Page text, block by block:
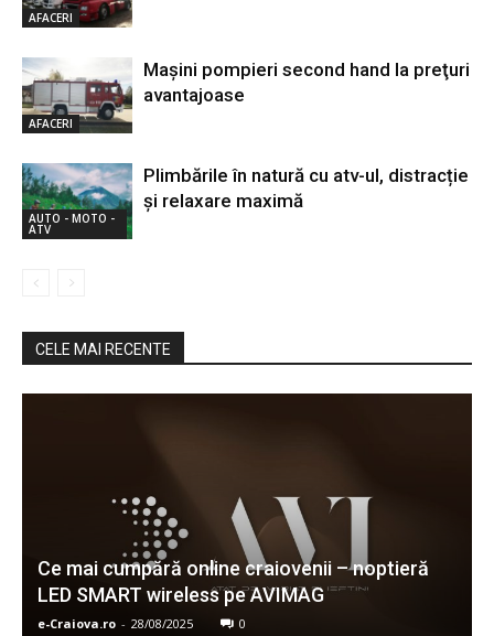
AFACERI
AFACERI
Maşini pompieri second hand la preţuri
avantajoase
AUTO - MOTO -
ATV
Plimbările în natură cu atv-ul, distracție
şi relaxare maximă
CELE MAI RECENTE
Ce mai cumpără online craiovenii – noptieră
LED SMART wireless pe AVIMAG
e-Craiova.ro - 28/08/2025 0